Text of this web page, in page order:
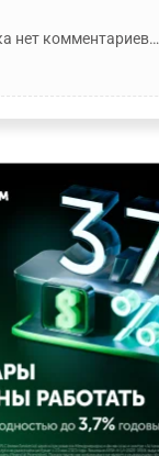
нет комментариев…